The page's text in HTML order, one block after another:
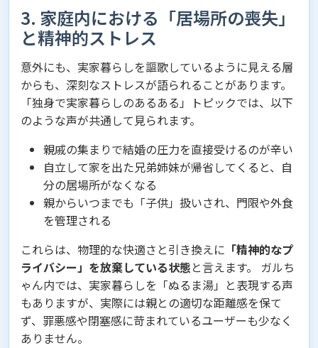
3. 家庭内における「居場所の喪失」
と精神的ストレス
意外にも、実家暮らしを謳歌しているように見える層
からも、深刻なストレスが語られることがあります。
「独身で実家暮らしのあるある」トピックでは、以下
のような声が共通して見られます。
親戚の集まりで結婚の圧力を直接受けるのが辛い
自立して家を出た兄弟姉妹が帰省してくると、自
分の居場所がなくなる
親からいつまでも「子供」扱いされ、門限や外食
を管理される
これらは、物理的な快適さと引き換えに 「精神的なプ
ライバシー」を放棄している状態と言えます。 ガルち
ゃん内では、実家暮らしを「ぬるま湯」と表現する声
もありますが、実際には親との適切な距離感を保て
ず、罪悪感や閉塞感に苛まれているユーザーも少なく
ありません。